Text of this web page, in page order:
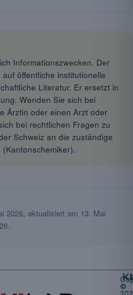
Informationszwecken. Der
öffentliche institutionelle
Literatur. Er ersetzt in
Wenden Sie sich bei
Ärztin oder einen Arzt oder
bei rechtlichen Fragen zu
Schweiz an die zuständige
2026, aktualisiert am 13. Mai
.
©